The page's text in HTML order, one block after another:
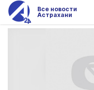
Все новости
Астрахани